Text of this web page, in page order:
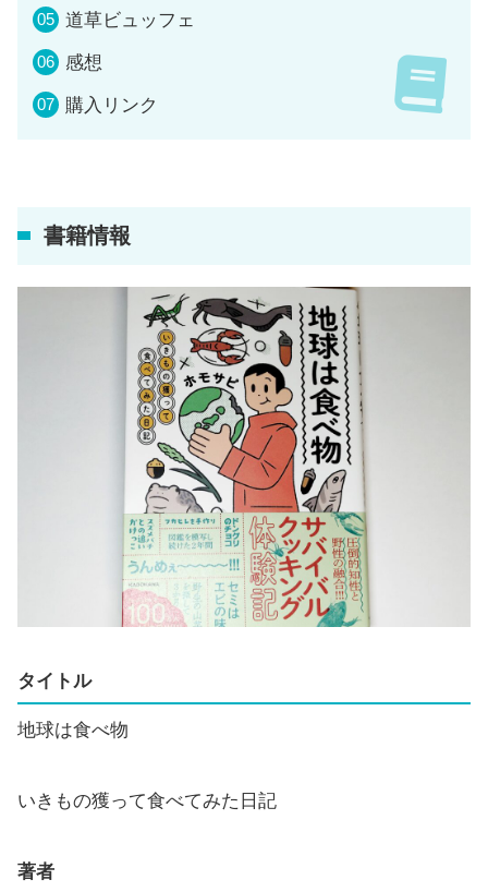
道草ビュッフェ
感想
購入リンク
書籍情報
タイトル
地球は食べ物
いきもの獲って食べてみた日記
著者